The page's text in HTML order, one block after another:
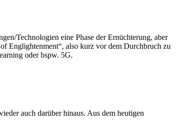
Technologien eine Phase der Ernüchterung, aber
Englightenment“, also kurz vor dem Durchbruch zu
oder bspw. 5G.
auch darüber hinaus. Aus dem heutigen